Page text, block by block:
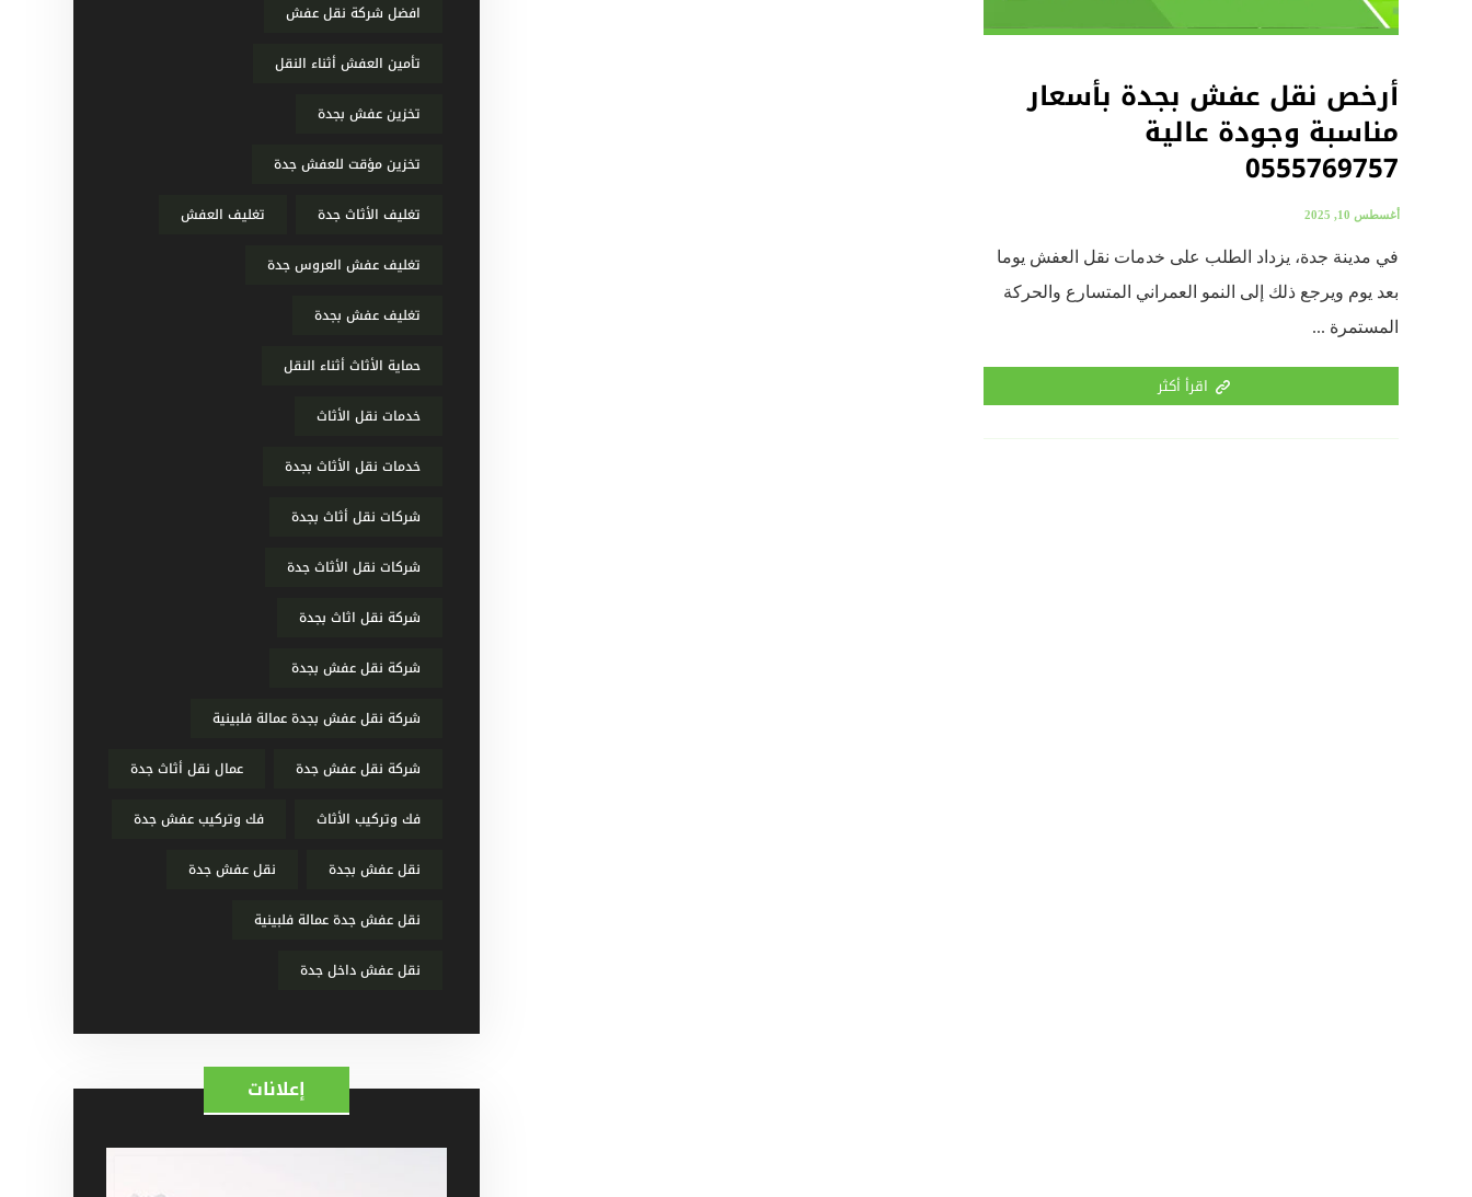
أرخص نقل عفش بجدة بأسعار
مناسبة وجودة عالية
0555769757
أغسطس 10, 2025
في مدينة جدة، يزداد الطلب على خدمات نقل العفش يوما
بعد يوم ويرجع ذلك إلى النمو العمراني المتسارع والحركة
المستمرة ...
اقرأ أكثر
افضل شركة نقل عفش
تأمين العفش أثناء النقل
تخزين عفش بجدة
تخزين مؤقت للعفش جدة
تغليف الأثاث جدة تغليف العفش
تغليف عفش العروس جدة
تغليف عفش بجدة
حماية الأثاث أثناء النقل
خدمات نقل الأثاث
خدمات نقل الأثاث بجدة
شركات نقل أثاث بجدة
شركات نقل الأثاث جدة
شركة نقل اثاث بجدة
شركة نقل عفش بجدة
شركة نقل عفش بجدة عمالة فلبينية
شركة نقل عفش جدة عمال نقل أثاث جدة
فك وتركيب الأثاث فك وتركيب عفش جدة
نقل عفش بجدة نقل عفش جدة
نقل عفش جدة عمالة فلبينية
نقل عفش داخل جدة
إعلانات